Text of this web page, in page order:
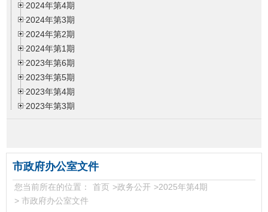
2024年第4期
2024年第3期
2024年第2期
2024年第1期
2023年第6期
2023年第5期
2023年第4期
2023年第3期
2022年第5期
2022年第4期
2022年第3期
2022年第2期
市政府办公室文件
您当前所在的位置： 首页 >政务公开 >2025年第4期
> 市政府办公室文件